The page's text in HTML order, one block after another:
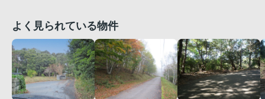
よく見られている物件